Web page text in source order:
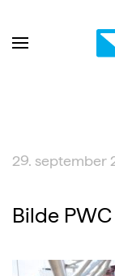
29. september
Bilde PWC